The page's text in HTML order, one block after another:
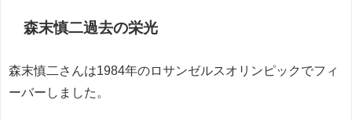
森末慎二過去の栄光
森末慎二さんは1984年のロサンゼルスオリンピックでフィ
ーバーしました。